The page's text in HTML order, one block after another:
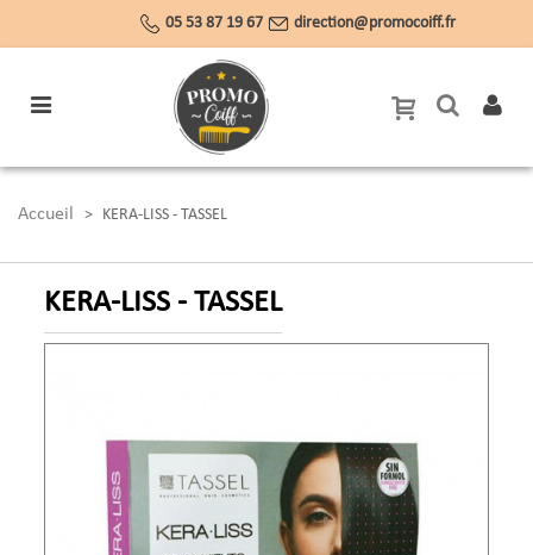
05 53 87 19 67 direction@promocoiff.fr
Accueil > KERA-LISS - TASSEL
KERA-LISS - TASSEL